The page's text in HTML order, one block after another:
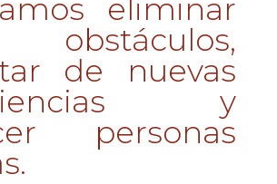
eliminar
de nuevas
y
personas